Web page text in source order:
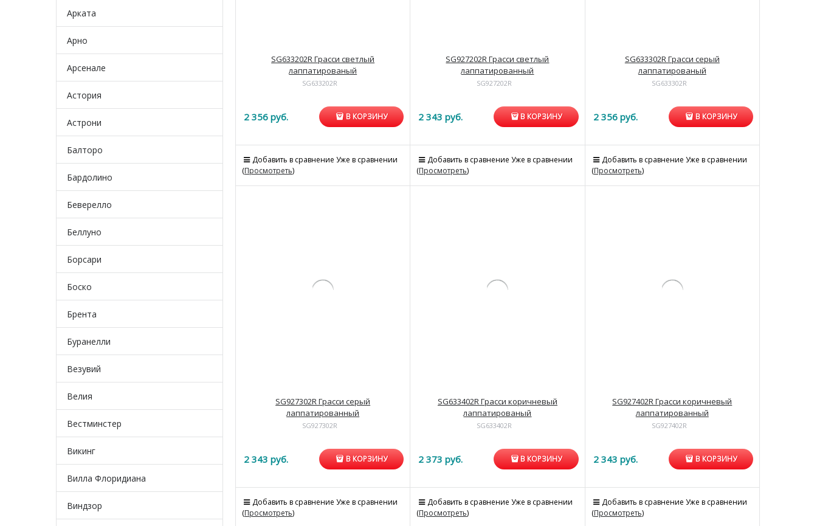
Арката
Арно
Арсенале
Астория
Астрони
Балторо
Бардолино
Беверелло
Беллуно
Борсари
Боско
Брента
Буранелли
Везувий
Велия
Вестминстер
Викинг
Вилла Флоридиана
Виндзор
SG633202R Грасси светлый
лаппатированый
SG633202R
2 356 руб. В КОРЗИНУ
Добавить в сравнение Уже в сравнении
(Просмотреть)
SG927202R Грасси светлый
лаппатированный
SG927202R
2 343 руб. В КОРЗИНУ
Добавить в сравнение Уже в сравнении
(Просмотреть)
SG633302R Грасси серый
лаппатированый
SG633302R
2 356 руб. В КОРЗИНУ
Добавить в сравнение Уже в сравнении
(Просмотреть)
SG927302R Грасси серый
лаппатированный
SG927302R
2 343 руб. В КОРЗИНУ
Добавить в сравнение Уже в сравнении
(Просмотреть)
SG633402R Грасси коричневый
лаппатированый
SG633402R
2 373 руб. В КОРЗИНУ
Добавить в сравнение Уже в сравнении
(Просмотреть)
SG927402R Грасси коричневый
лаппатированный
SG927402R
2 343 руб. В КОРЗИНУ
Добавить в сравнение Уже в сравнении
(Просмотреть)